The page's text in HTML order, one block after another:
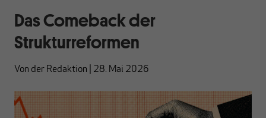
Das Comeback der
Strukturreformen
Von der Redaktion 28. Mai 2026